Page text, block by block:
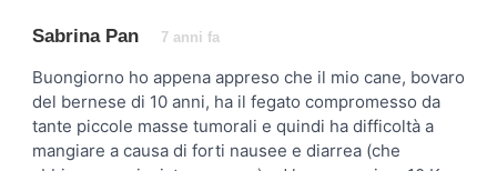
Sabrina Pan 7 anni fa
Buongiorno ho appena appreso che il mio cane, bovaro
del bernese di 10 anni, ha il fegato compromesso da
tante piccole masse tumorali e quindi ha difficoltà a
mangiare a causa di forti nausee e diarrea (che